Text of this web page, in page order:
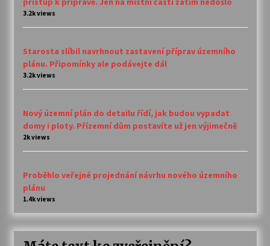
3.2k views
Starosta slíbil navrhnout zastavení příprav územního
plánu. Připomínky ale podávejte dál
3.2k views
Nový územní plán do detailu řídí, jak budou vypadat
domy i ploty. Přízemní dům postavíte už jen výjimečně
2k views
Proběhlo veřejné projednání návrhu nového územního
plánu
1.4k views